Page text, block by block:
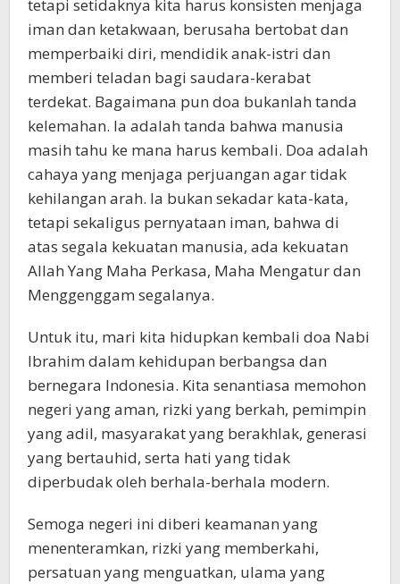
tetapi setidaknya kita harus konsisten menjaga
iman dan ketakwaan, berusaha bertobat dan
memperbaiki diri, mendidik anak-istri dan
memberi teladan bagi saudara-kerabat
terdekat. Bagaimana pun doa bukanlah tanda
kelemahan. Ia adalah tanda bahwa manusia
masih tahu ke mana harus kembali. Doa adalah
cahaya yang menjaga perjuangan agar tidak
kehilangan arah. Ia bukan sekadar kata-kata,
tetapi sekaligus pernyataan iman, bahwa di
atas segala kekuatan manusia, ada kekuatan
Allah Yang Maha Perkasa, Maha Mengatur dan
Menggenggam segalanya.
Untuk itu, mari kita hidupkan kembali doa Nabi
Ibrahim dalam kehidupan berbangsa dan
bernegara Indonesia. Kita senantiasa memohon
negeri yang aman, rizki yang berkah, pemimpin
yang adil, masyarakat yang berakhlak, generasi
yang bertauhid, serta hati yang tidak
diperbudak oleh berhala-berhala modern.
Semoga negeri ini diberi keamanan yang
menenteramkan, rizki yang memberkahi,
persatuan yang menguatkan, ulama yang